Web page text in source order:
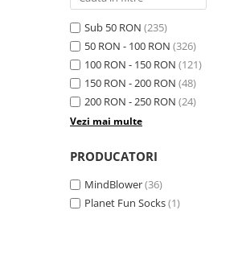
Sub 50 RON (235)
50 RON - 100 RON (326)
100 RON - 150 RON (121)
150 RON - 200 RON (48)
200 RON - 250 RON (24)
Vezi mai multe
PRODUCATORI
MindBlower(36)
Planet Fun Socks(1)